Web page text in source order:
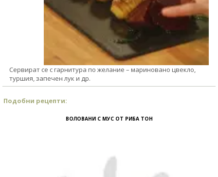
Сервират се с гарнитура по желание – мариновано цвекло,
туршия, запечен лук и др.
Подобни рецепти:
ВОЛОВАНИ С МУС ОТ РИБА ТОН